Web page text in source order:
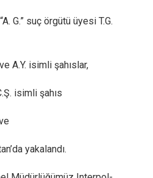
G.” suç örgütü üyesi T.G.
A.Y. isimli şahıslar,
isimli şahıs
yakalandı.